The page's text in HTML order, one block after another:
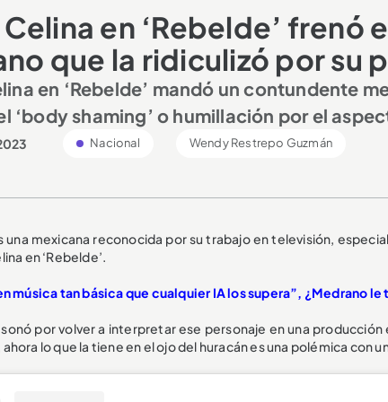
en ‘Rebelde’ frenó
que la ridiculizó por su
en ‘Rebelde’ mandó un contundente
‘body shaming’ o humillación por el
Nacional Wendy Restrepo Guzmán
una mexicana reconocida por su trabajo en televisión,
en ‘Rebelde’.
música tan básica que cualquier IA los supera”, ¿Medrano le
por volver a interpretar ese personaje en una producción
lo que la tiene en el ojo del huracán es una polémica con